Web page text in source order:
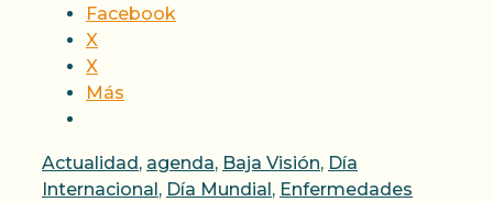
Facebook
X
X
Más
Categorías
Actualidad , agenda, Baja Visión, Día
Internacional , Día Mundial , Enfermedades